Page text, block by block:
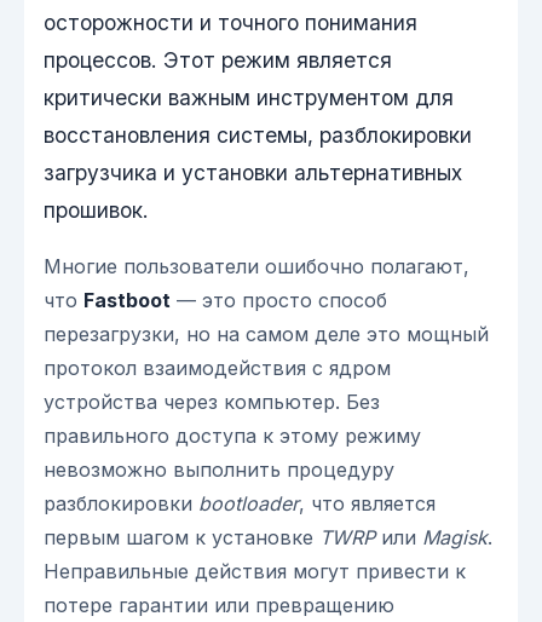
осторожности и точного понимания
процессов. Этот режим является
критически важным инструментом для
восстановления системы, разблокировки
загрузчика и установки альтернативных
прошивок.
Многие пользователи ошибочно полагают,
что Fastboot — это просто способ
перезагрузки, но на самом деле это мощный
протокол взаимодействия с ядром
устройства через компьютер. Без
правильного доступа к этому режиму
невозможно выполнить процедуру
разблокировки bootloader, что является
первым шагом к установке TWRPили Magisk.
Неправильные действия могут привести к
потере гарантии или превращению